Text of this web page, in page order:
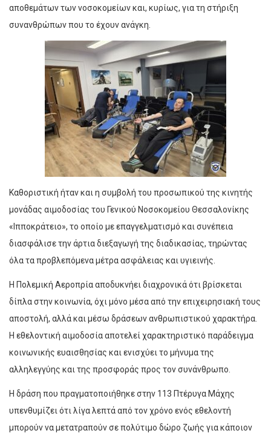
αποθεμάτων των νοσοκομείων και, κυρίως, για τη στήριξη
συνανθρώπων που το έχουν ανάγκη.
Καθοριστική ήταν και η συμβολή του προσωπικού της κινητής
μονάδας αιμοδοσίας του Γενικού Νοσοκομείου Θεσσαλονίκης
«Ιπποκράτειο», το οποίο με επαγγελματισμό και συνέπεια
διασφάλισε την άρτια διεξαγωγή της διαδικασίας, τηρώντας
όλα τα προβλεπόμενα μέτρα ασφάλειας και υγιεινής.
Η Πολεμική Αεροπρία αποδυκνήει διαχρονικά ότι βρίσκεται
δίπλα στην κοινωνία, όχι μόνο μέσα από την επιχειρησιακή τους
αποστολή, αλλά και μέσω δράσεων ανθρωπιστικού χαρακτήρα.
Η εθελοντική αιμοδοσία αποτελεί χαρακτηριστικό παράδειγμα
κοινωνικής ευαισθησίας και ενισχύει το μήνυμα της
αλληλεγγύης και της προσφοράς προς τον συνάνθρωπο.
Η δράση που πραγματοποιήθηκε στην 113 Πτέρυγα Μάχης
υπενθυμίζει ότι λίγα λεπτά από τον χρόνο ενός εθελοντή
μπορούν να μετατραπούν σε πολύτιμο δώρο ζωής για κάποιον